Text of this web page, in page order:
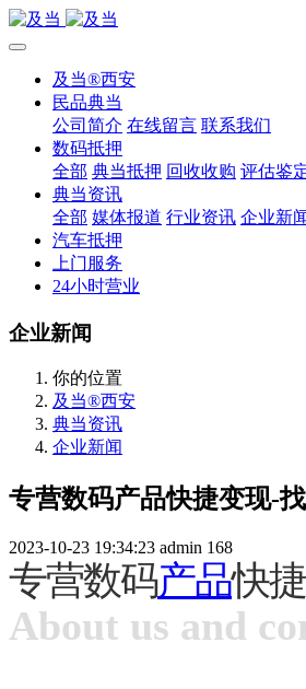
及当®西安
民品典当
公司简介 在线留言 联系我们
数码抵押
全部 典当抵押 回收收购 评估鉴
典当资讯
全部 媒体报道 行业资讯 企业新
汽车抵押
上门服务
24小时营业
企业新闻
你的位置
及当®西安
典当资讯
企业新闻
专营数码产品快捷变现-
2023-10-23 19:34:23 admin 168
专营数码产品快
About us and